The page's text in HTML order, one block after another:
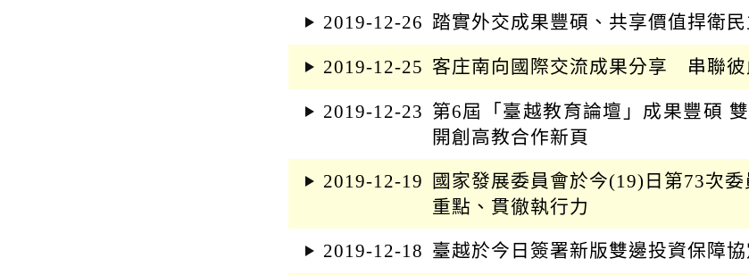
2019-12-26 踏實外交成果豐碩、共享價值捍衛民
2019-12-25 客庄南向國際交流成果分享 串聯彼
2019-12-23 第6屆「臺越教育論壇」成果豐碩
開創高教合作新頁
2019-12-19
國家發展委員會於今(19)日第73次
重點、貫徹執行力
2019-12-18 臺越於今日簽署新版雙邊投資保障